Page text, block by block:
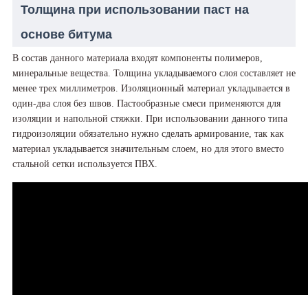
Толщина при использовании паст на
основе битума
В состав данного материала входят компоненты полимеров,
минеральные вещества. Толщина укладываемого слоя составляет не
менее трех миллиметров. Изоляционный материал укладывается в
один-два слоя без швов. Пастообразные смеси применяются для
изоляции и напольной стяжки. При использовании данного типа
гидроизоляции обязательно нужно сделать армирование, так как
материал укладывается значительным слоем, но для этого вместо
стальной сетки используется ПВХ.